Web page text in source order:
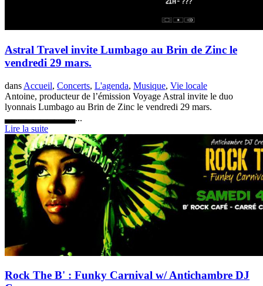
Astral Travel invite Lumbago au Brin de Zinc le
vendredi 29 mars.
dans Accueil, Concerts, L'agenda, Musique, Vie locale
Antoine, producteur de l’émission Voyage Astral invite le duo
lyonnais Lumbago au Brin de Zinc le vendredi 29 mars.
▃▃▃▃▃▃▃▃▃▃...
Lire la suite
Rock The B' : Funky Carnival w/ Antichambre DJ